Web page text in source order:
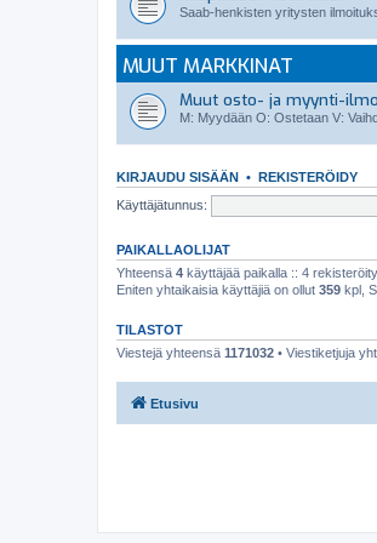
Saab-henkisten yritysten
MUUT MARKKINAT
Muut osto- ja myynti-
M: Myydään O: Ostetaan V:
KIRJAUDU SISÄÄN • REKISTERÖIDY
Käyttäjätunnus:
PAIKALLAOLIJAT
Yhteensä 4 käyttäjää paikalla :: 4
Eniten yhtaikaisia käyttäjiä on ollut 359 kpl,
TILASTOT
Viestejä yhteensä 1171032 • Viestiketjuja
Etusivu